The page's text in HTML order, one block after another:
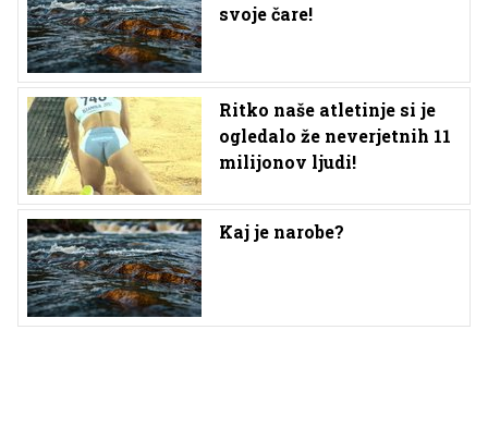
svoje čare!
Ritko naše atletinje si je
ogledalo že neverjetnih 11
milijonov ljudi!
Kaj je narobe?